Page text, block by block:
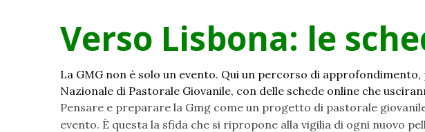
Verso Lisbona: le
La GMG non è solo un evento. Qui un percorso di
Nazionale di Pastorale Giovanile, con delle schede online che
Pensare e preparare la Gmg come un progetto di pastorale
evento. È questa la sfida che si ripropone alla vigilia di ogni nuovo